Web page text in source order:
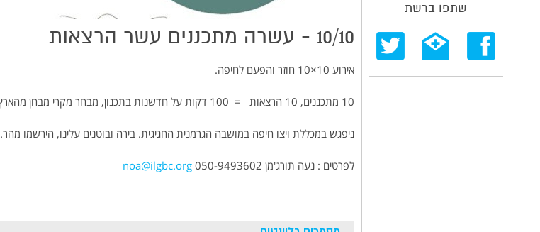
שתפו ברשת
10/10 - עשרה מתכננים עשר הרצאות
אירוע 10×10 חוזר והפעם לחיפה.
10 מתכננים, 10 הרצאות = 100 דקות על חדשנות בתכנון, מבחר מקרי מבחן מהארץ והעולם.
ניפגש במכללת ויצו חיפה במושבה הגרמנית החגיגית. בירה ובוטנים עלינו, הירשמו מהר.
לפרטים : נעה תורג'מן 050-9493602 noa@ilgbc.org